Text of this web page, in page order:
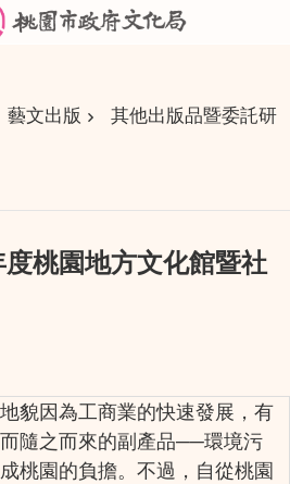
藝文出版
其他出版品暨委託研
桃園地方文化館暨社
貌因為工商業的快速發展，有
隨之而來的副產品──環境污
桃園的負擔。不過，自從桃園